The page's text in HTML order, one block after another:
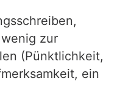
zur
(Pünktlichkeit,
ein